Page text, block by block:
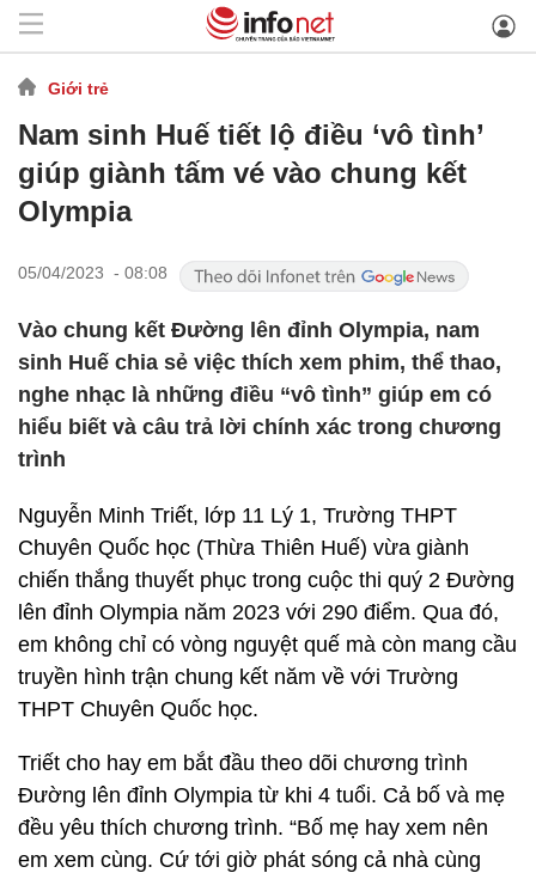
Giới trẻ
Nam sinh Huế tiết lộ điều ‘vô tình’
giúp giành tấm vé vào chung kết
Olympia
05/04/2023 - 08:08
Vào chung kết Đường lên đỉnh Olympia, nam
sinh Huế chia sẻ việc thích xem phim, thể thao,
nghe nhạc là những điều “vô tình” giúp em có
hiểu biết và câu trả lời chính xác trong chương
trình
Nguyễn Minh Triết, lớp 11 Lý 1, Trường THPT
Chuyên Quốc học (Thừa Thiên Huế) vừa giành
chiến thắng thuyết phục trong cuộc thi quý 2 Đường
lên đỉnh Olympia năm 2023 với 290 điểm. Qua đó,
em không chỉ có vòng nguyệt quế mà còn mang cầu
truyền hình trận chung kết năm về với Trường
THPT Chuyên Quốc học.
Triết cho hay em bắt đầu theo dõi chương trình
Đường lên đỉnh Olympia từ khi 4 tuổi. Cả bố và mẹ
đều yêu thích chương trình. “Bố mẹ hay xem nên
em xem cùng. Cứ tới giờ phát sóng cả nhà cùng